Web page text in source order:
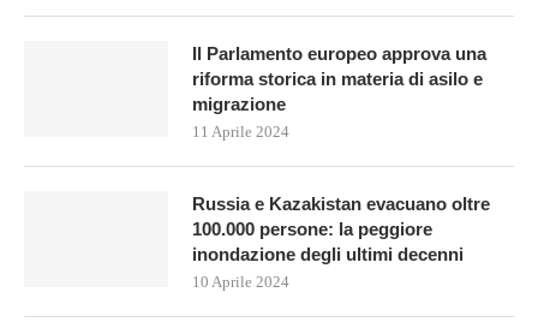
Il Parlamento europeo approva una
riforma storica in materia di asilo e
migrazione
11 Aprile 2024
Russia e Kazakistan evacuano oltre
100.000 persone: la peggiore
inondazione degli ultimi decenni
10 Aprile 2024